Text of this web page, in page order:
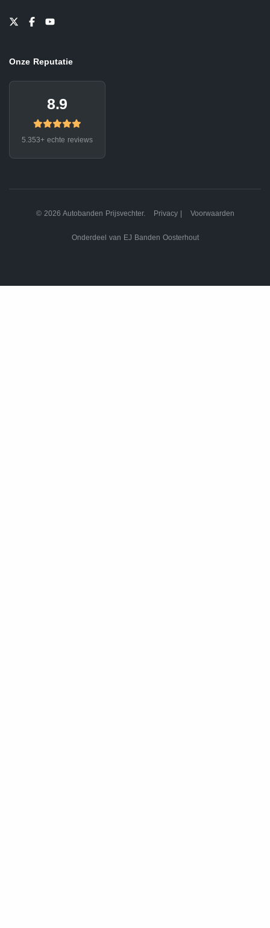
Onze Reputatie
8.9
5.353+ echte reviews
© 2026 Autobanden Prijsvechter. Privacy| Voorwaarden
Onderdeel van EJ Banden Oosterhout